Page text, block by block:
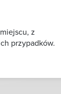
z
przypadków.